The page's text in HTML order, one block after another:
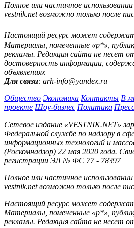
Полное или частичное
vestnik.net возможно только после
Настоящий ресурс может
Материалы, помеченные «р*»,
рекламы. Редакция сайта не несет
достоверность информации,
объявлениях
Для связи: arh-info@yandex.ru
Общество Экономика Контакты В
проекте Шоу-бизнес Политика
Сетевое издание «VESTNIK.NET»
Федеральной службе по надзору в
информационных технологий и
(Роскомнадзор) 22 мая 2020 года.
регистрации ЭЛ № ФС 77 - 78397
Полное или частичное
vestnik.net возможно только после
Настоящий ресурс может
Материалы, помеченные «р*»,
рекламы. Редакция сайта не несет